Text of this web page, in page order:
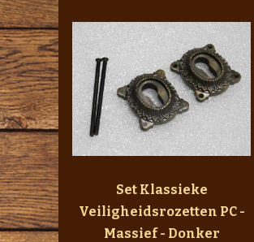
Set Klassieke
Veiligheidsrozetten PC -
Massief - Donker